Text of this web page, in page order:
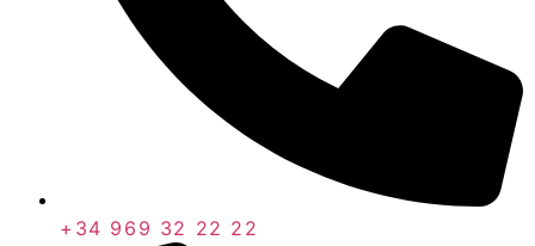
+34 969 32 22 22